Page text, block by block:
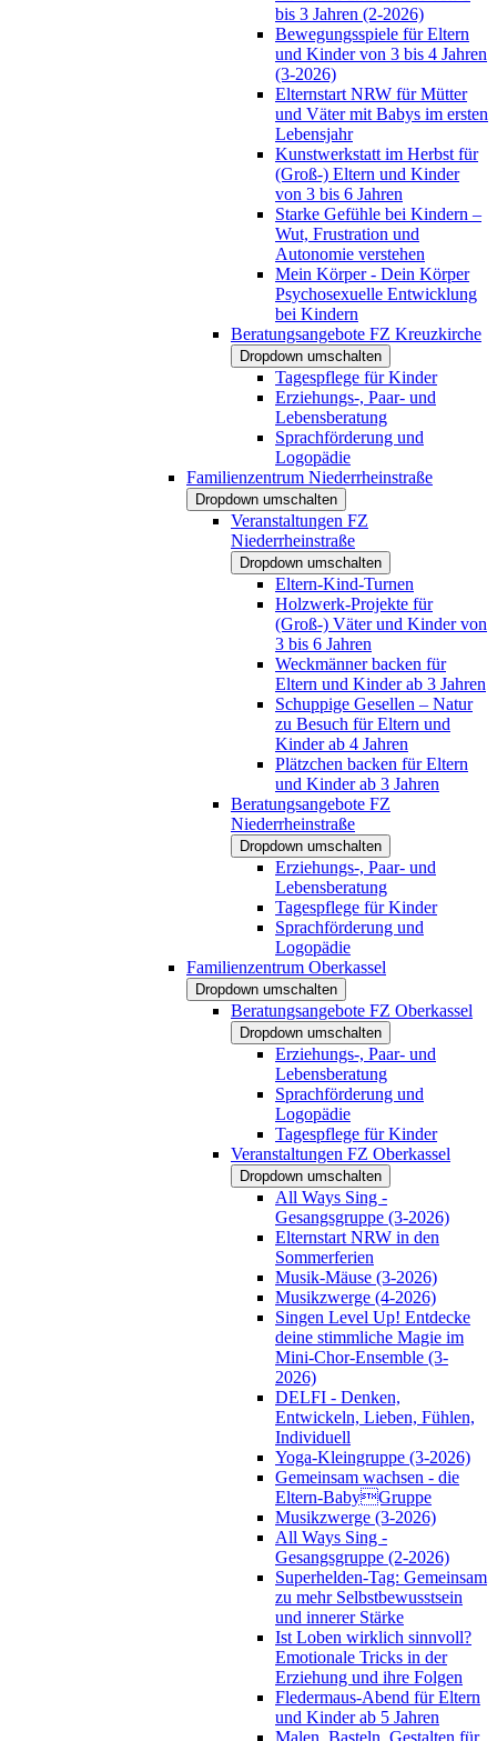
bis 3 Jahren (2-2026)
Bewegungsspiele für Eltern
und Kinder von 3 bis 4 Jahren
(3-2026)
Elternstart NRW für Mütter
und Väter mit Babys im ersten
Lebensjahr
Kunstwerkstatt im Herbst für
(Groß-) Eltern und Kinder
von 3 bis 6 Jahren
Starke Gefühle bei Kindern –
Wut, Frustration und
Autonomie verstehen
Mein Körper - Dein Körper
Psychosexuelle Entwicklung
bei Kindern
Beratungsangebote FZ Kreuzkirche
Dropdown umschalten
Tagespflege für Kinder
Erziehungs-, Paar- und
Lebensberatung
Sprachförderung und
Logopädie
Familienzentrum Niederrheinstraße
Dropdown umschalten
Veranstaltungen FZ
Niederrheinstraße
Dropdown umschalten
Eltern-Kind-Turnen
Holzwerk-Projekte für
(Groß-) Väter und Kinder von
3 bis 6 Jahren
Weckmänner backen für
Eltern und Kinder ab 3 Jahren
Schuppige Gesellen – Natur
zu Besuch für Eltern und
Kinder ab 4 Jahren
Plätzchen backen für Eltern
und Kinder ab 3 Jahren
Beratungsangebote FZ
Niederrheinstraße
Dropdown umschalten
Erziehungs-, Paar- und
Lebensberatung
Tagespflege für Kinder
Sprachförderung und
Logopädie
Familienzentrum Oberkassel
Dropdown umschalten
Beratungsangebote FZ Oberkassel
Dropdown umschalten
Erziehungs-, Paar- und
Lebensberatung
Sprachförderung und
Logopädie
Tagespflege für Kinder
Veranstaltungen FZ Oberkassel
Dropdown umschalten
All Ways Sing -
Gesangsgruppe (3-2026)
Elternstart NRW in den
Sommerferien
Musik-Mäuse (3-2026)
Musikzwerge (4-2026)
Singen Level Up! Entdecke
deine stimmliche Magie im
Mini-Chor-Ensemble (3-
2026)
DELFI - Denken,
Entwickeln, Lieben, Fühlen,
Individuell
Yoga-Kleingruppe (3-2026)
Gemeinsam wachsen - die
Eltern-BabyGruppe
Musikzwerge (3-2026)
All Ways Sing -
Gesangsgruppe (2-2026)
Superhelden-Tag: Gemeinsam
zu mehr Selbstbewusstsein
und innerer Stärke
Ist Loben wirklich sinnvoll?
Emotionale Tricks in der
Erziehung und ihre Folgen
Fledermaus-Abend für Eltern
und Kinder ab 5 Jahren
Malen, Basteln, Gestalten für